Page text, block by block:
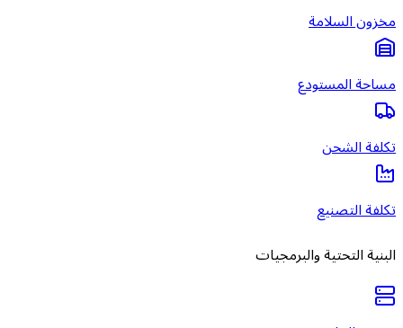
مخزون السلامة
مساحة المستودع
تكلفة الشحن
تكلفة التصنيع
البنية التحتية والبرمجيات